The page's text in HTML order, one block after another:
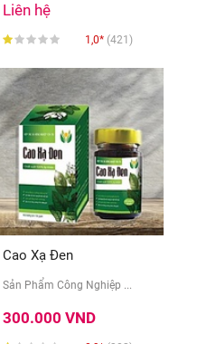
Liên hệ
1,0* (421)
Cao Xạ Đen
Sản Phẩm Công Nghiệp ...
300.000 VND